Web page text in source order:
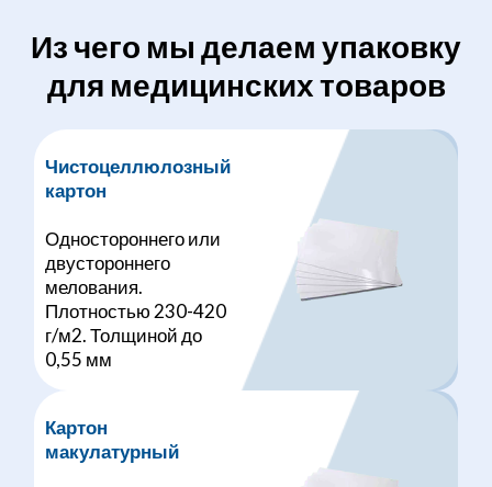
Из чего мы делаем упаковку
для медицинских товаров
Чистоцеллюлозный
картон
Одностороннего или
двустороннего
мелования.
Плотностью 230-420
г/м2. Толщиной до
0,55 мм
Картон
макулатурный